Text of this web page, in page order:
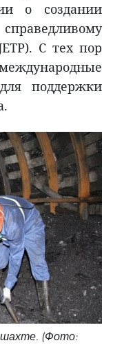
о создании
С тех пор
поддержки
шахте. (Фото: